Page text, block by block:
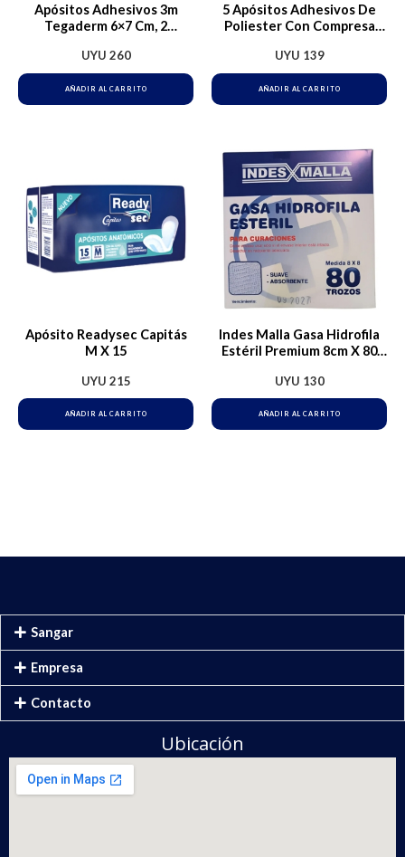
Apósitos Adhesivos 3m
Tegaderm 6×7 Cm, 2
UYU 260
AÑADIR AL CARRITO
5 Apósitos Adhesivos De
Poliester Con Compresa
UYU 139
AÑADIR AL CARRITO
Apósito Readysec Capitás
M X 15
UYU 215
AÑADIR AL CARRITO
Indes Malla Gasa Hidrofila
Estéril Premium 8cm X 80
UYU 130
AÑADIR AL CARRITO
Sangar
Empresa
Contacto
Ubicación